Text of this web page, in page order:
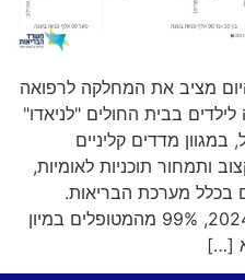
מציב את המחלקה לרפואה
בבית החולים "לניאדו"
מדדים קליניים
ותמחור תוכניות לאומיות,
בכלל מערכת הבריאות.
מהנתונים עולה כי במהלך שנת 2024, 99% מהמטופלים במיון
[…]